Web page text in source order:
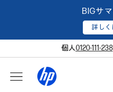
BIGサ
詳しく
個人0120-111-238